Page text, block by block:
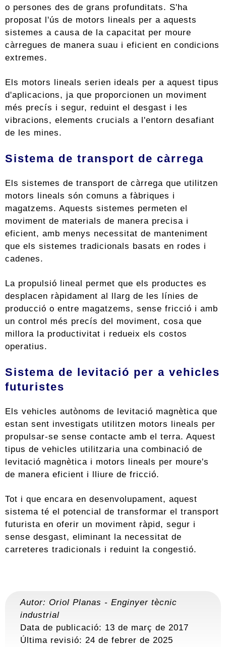
o persones des de grans profunditats. S'ha
proposat l'ús de motors lineals per a aquests
sistemes a causa de la capacitat per moure
càrregues de manera suau i eficient en condicions
extremes.
Els motors lineals serien ideals per a aquest tipus
d'aplicacions, ja que proporcionen un moviment
més precís i segur, reduint el desgast i les
vibracions, elements crucials a l'entorn desafiant
de les mines.
Sistema de transport de càrrega
Els sistemes de transport de càrrega que utilitzen
motors lineals són comuns a fàbriques i
magatzems. Aquests sistemes permeten el
moviment de materials de manera precisa i
eficient, amb menys necessitat de manteniment
que els sistemes tradicionals basats en rodes i
cadenes.
La propulsió lineal permet que els productes es
desplacen ràpidament al llarg de les línies de
producció o entre magatzems, sense fricció i amb
un control més precís del moviment, cosa que
millora la productivitat i redueix els costos
operatius.
Sistema de levitació per a vehicles
futuristes
Els vehicles autònoms de levitació magnètica que
estan sent investigats utilitzen motors lineals per
propulsar-se sense contacte amb el terra. Aquest
tipus de vehicles utilitzaria una combinació de
levitació magnètica i motors lineals per moure's
de manera eficient i lliure de fricció.
Tot i que encara en desenvolupament, aquest
sistema té el potencial de transformar el transport
futurista en oferir un moviment ràpid, segur i
sense desgast, eliminant la necessitat de
carreteres tradicionals i reduint la congestió.
Autor: Oriol Planas - Enginyer tècnic
industrial
Data de publicació: 13 de març de 2017
Última revisió: 24 de febrer de 2025